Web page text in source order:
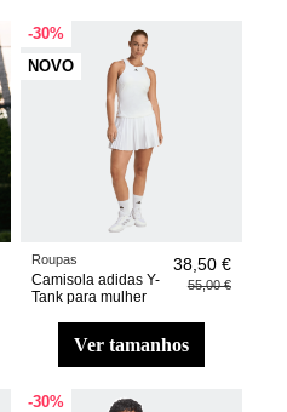
-30%
NOVO
Roupas
Camisola adidas Y-
Tank para mulher
38,50 €
55,00 €
ver tamanhos
-30%